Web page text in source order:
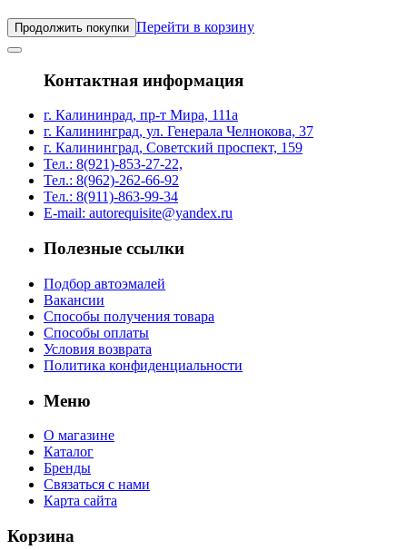
Продолжить покупки Перейти в корзину
Контактная информация
г. Калининрад, пр-т Мира, 111а
г. Калининград, ул. Генерала Челнокова, 37
г. Калининград, Советский проспект, 159
Тел.: 8(921)-853-27-22,
Тел.: 8(962)-262-66-92
Тел.: 8(911)-863-99-34
E-mail: autorequisite@yandex.ru
Полезные ссылки
Подбор автоэмалей
Вакансии
Способы получения товара
Способы оплаты
Условия возврата
Политика конфиденциальности
Меню
О магазине
Каталог
Бренды
Связаться с нами
Карта сайта
Корзина